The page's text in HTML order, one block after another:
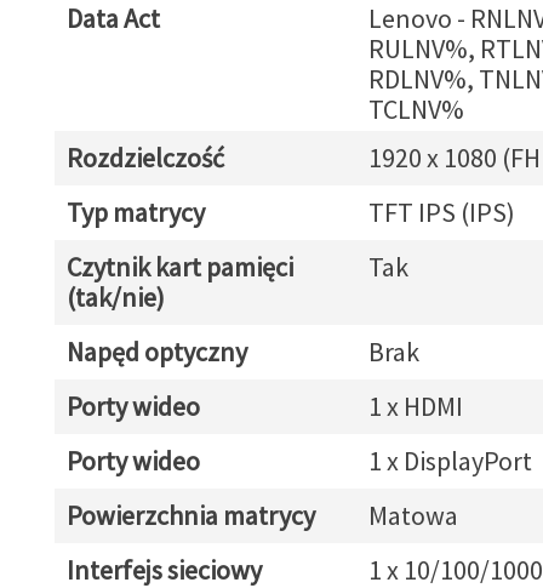
Data Act
Lenovo -
RULNV%,
RDLNV%,
TCLNV%
Rozdzielczość
1920 x 1080
Typ matrycy
TFT IPS (IPS)
Czytnik kart pamięci
(tak/nie)
Tak
Napęd optyczny
Brak
Porty wideo
1 x HDMI
Porty wideo
1 x DisplayPort
Powierzchnia matrycy
Matowa
Interfejs sieciowy
1 x 10/100/